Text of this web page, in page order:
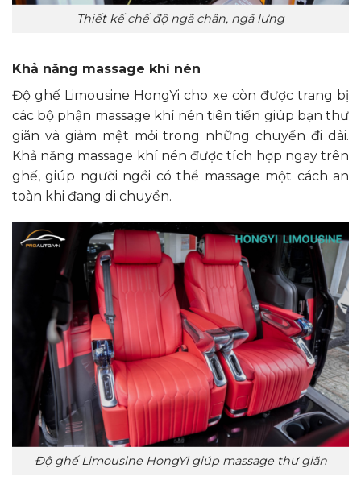
Thiết kế chế độ ngã chân, ngã lưng
Khả năng massage khí nén
Độ ghế Limousine HongYi cho xe còn được trang bị
các bộ phận massage khí nén tiên tiến giúp bạn thư
giãn và giảm mệt mỏi trong những chuyến đi dài.
Khả năng massage khí nén được tích hợp ngay trên
ghế, giúp người ngồi có thể massage một cách an
toàn khi đang di chuyển.
Độ ghế Limousine HongYi giúp massage thư giãn